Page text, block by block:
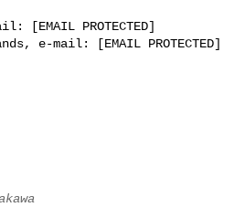
[EMAIL PROTECTED]
e-mail: [EMAIL PROTECTED]